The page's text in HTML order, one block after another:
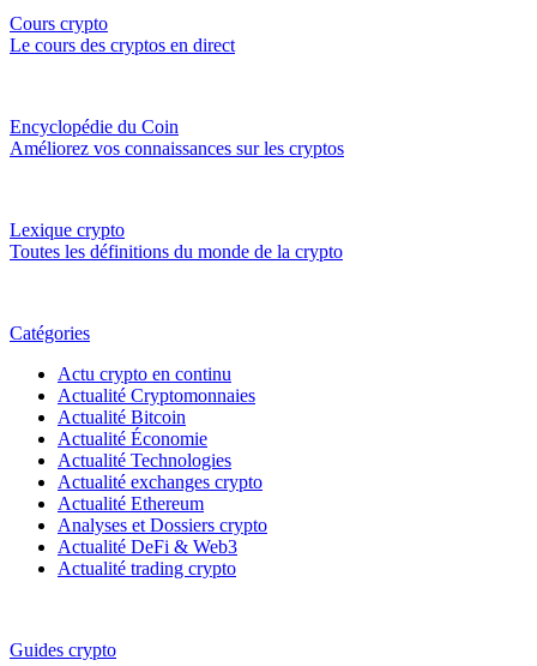
Cours crypto
Le cours des cryptos en direct
Encyclopédie du Coin
Améliorez vos connaissances sur les cryptos
Lexique crypto
Toutes les définitions du monde de la crypto
Catégories
Actu crypto en continu
Actualité Cryptomonnaies
Actualité Bitcoin
Actualité Économie
Actualité Technologies
Actualité exchanges crypto
Actualité Ethereum
Analyses et Dossiers crypto
Actualité DeFi & Web3
Actualité trading crypto
Guides crypto